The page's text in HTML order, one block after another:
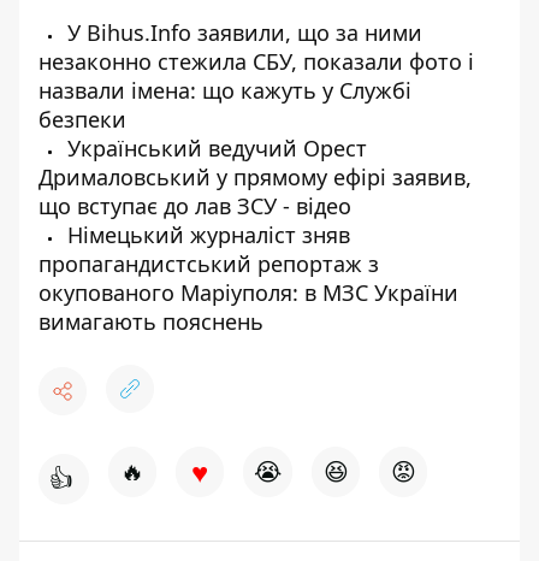
У Bihus.Info заявили, що за ними
незаконно стежила СБУ, показали фото і
назвали імена: що кажуть у Службі
безпеки
Український ведучий Орест
Дрималовський у прямому ефірі заявив,
що вступає до лав ЗСУ - відео
Німецький журналіст зняв
пропагандистський репортаж з
окупованого Маріуполя: в МЗС України
вимагають пояснень
👍 🔥 ♥ 😭 😆 😡